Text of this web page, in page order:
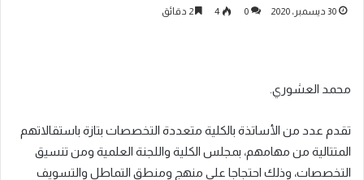
30 ديسمبر، 2020 0
4
محمد العشوري.
تقدم عدد من الأساتذة بالكلية متعددة التخصصات بتازة باستقالاتهم
المتتالية من مهامهم، بمجلس الكلية واللجنة العلمية ومن تنسيق
التخصصات، وذلك احتجاجا على منهج ومنطق التماطل والتسويف